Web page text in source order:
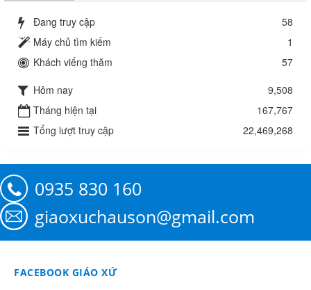
Đang truy cập
58
Máy chủ tìm kiếm
1
Khách viếng thăm
57
Hôm nay
9,508
Tháng hiện tại
167,767
Tổng lượt truy cập
22,469,268
0935 830 160
giaoxuchauson@gmail.com
FACEBOOK GIÁO XỨ